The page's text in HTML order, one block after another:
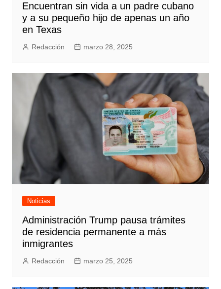
Encuentran sin vida a un padre cubano
y a su pequeño hijo de apenas un año
en Texas
Redacción marzo 28, 2025
Noticias
Administración Trump pausa trámites
de residencia permanente a más
inmigrantes
Redacción marzo 25, 2025